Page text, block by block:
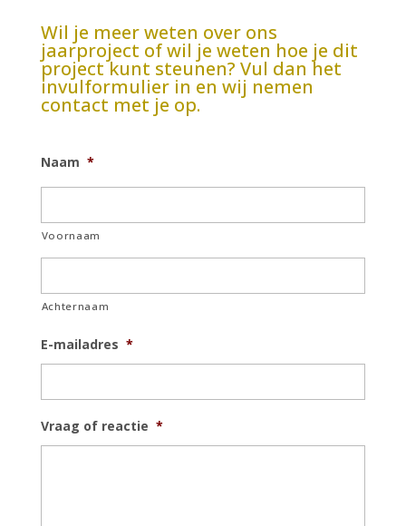
Wil je meer weten over ons
jaarproject of wil je weten hoe je dit
project kunt steunen? Vul dan het
invulformulier in en wij nemen
contact met je op.
Naam *
Voornaam
Achternaam
E-mailadres *
Vraag of reactie *